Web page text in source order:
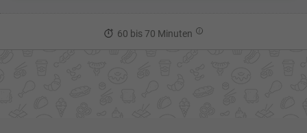
60 bis 70 Minuten